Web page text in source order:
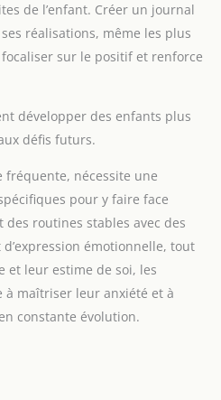
de l’enfant. Créer un journal
réalisations, même les plus
focaliser sur le positif et renforce
développer des enfants plus
défis futurs.
fréquente, nécessite une
pour y faire face
routines stables avec des
émotionnelle, tout
et leur estime de soi, les
maîtriser leur anxiété et à
constante évolution.